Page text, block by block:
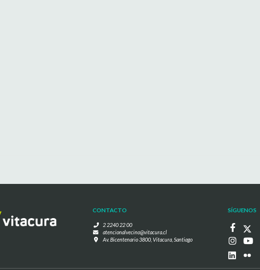
CONTACTO
2 2240 22 00
atencionalvecino@vitacura.cl
Av. Bicentenario 3800, Vitacura, Santiago
SÍGUENOS